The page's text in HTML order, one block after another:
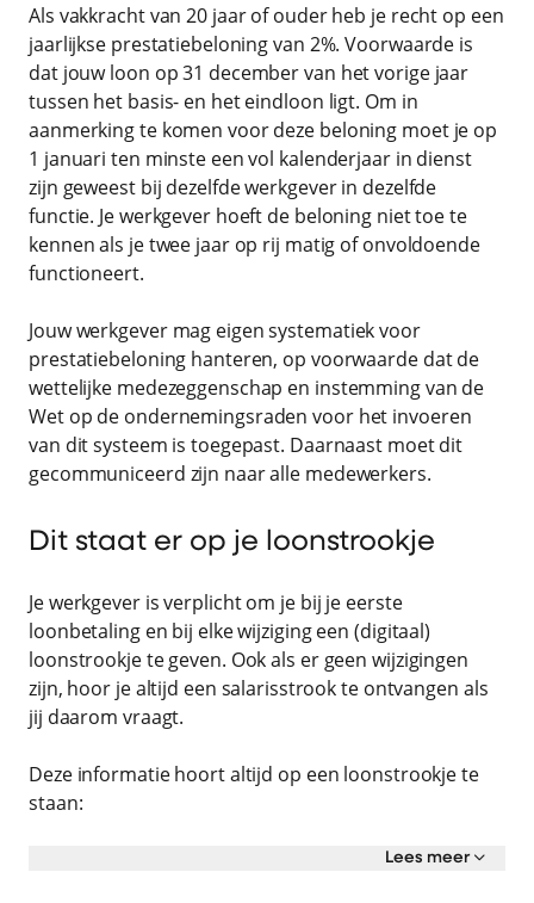
Als vakkracht van 20 jaar of ouder heb je recht op een
jaarlijkse prestatiebeloning van 2%. Voorwaarde is
dat jouw loon op 31 december van het vorige jaar
tussen het basis- en het eindloon ligt. Om in
aanmerking te komen voor deze beloning moet je op
1 januari ten minste een vol kalenderjaar in dienst
zijn geweest bij dezelfde werkgever in dezelfde
functie. Je werkgever hoeft de beloning niet toe te
kennen als je twee jaar op rij matig of onvoldoende
functioneert.
Jouw werkgever mag eigen systematiek voor
prestatiebeloning hanteren, op voorwaarde dat de
wettelijke medezeggenschap en instemming van de
Wet op de ondernemingsraden voor het invoeren
van dit systeem is toegepast. Daarnaast moet dit
gecommuniceerd zijn naar alle medewerkers.
Dit staat er op je loonstrookje
Je werkgever is verplicht om je bij je eerste
loonbetaling en bij elke wijziging een (digitaal)
loonstrookje te geven. Ook als er geen wijzigingen
zijn, hoor je altijd een salarisstrook te ontvangen als
jij daarom vraagt.
Deze informatie hoort altijd op een loonstrookje te
staan:
Lees meer